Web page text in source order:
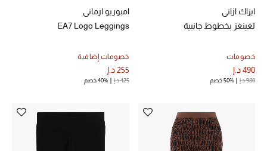
جميع الملابس النسائية
جميع الحقائب النسائية
ايزاك ازاني
لغينغز بخطوط جانبية
خصومات
490 د.إ
980 د.إ 50% خصم
امبوريو ارماني
EA7 Logo Leggings
خصومات إضافية
255 د.إ
425 د.إ 40% خصم